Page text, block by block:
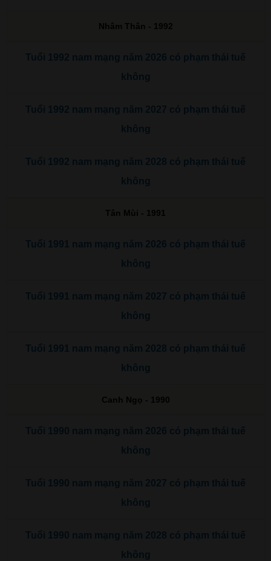
Nhâm Thân - 1992
Tuổi 1992 nam mạng năm 2026 có phạm thái tuế
không
Tuổi 1992 nam mạng năm 2027 có phạm thái tuế
không
Tuổi 1992 nam mạng năm 2028 có phạm thái tuế
không
Tân Mùi - 1991
Tuổi 1991 nam mạng năm 2026 có phạm thái tuế
không
Tuổi 1991 nam mạng năm 2027 có phạm thái tuế
không
Tuổi 1991 nam mạng năm 2028 có phạm thái tuế
không
Canh Ngọ - 1990
Tuổi 1990 nam mạng năm 2026 có phạm thái tuế
không
Tuổi 1990 nam mạng năm 2027 có phạm thái tuế
không
Tuổi 1990 nam mạng năm 2028 có phạm thái tuế
không